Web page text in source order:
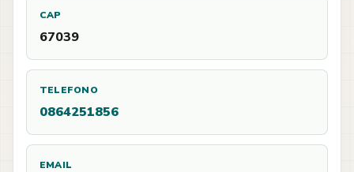
CAP
67039
TELEFONO
0864251856
EMAIL